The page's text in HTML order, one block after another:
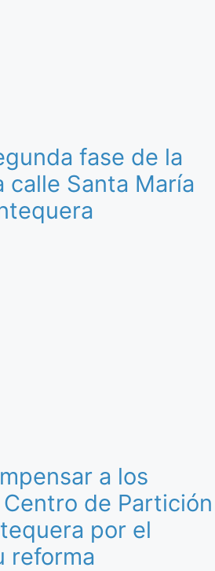
fase de la
calle Santa María
a los
de Partición
por el
reforma